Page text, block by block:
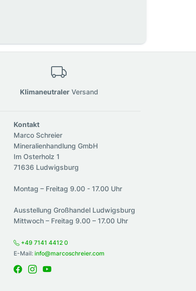
KlimaneutralerVersand
Kontakt
Marco Schreier
Mineralienhandlung GmbH
Im Osterholz 1
71636 Ludwigsburg
Montag – Freitag 9.00 - 17.00 Uhr
Ausstellung Großhandel Ludwigsburg
Mittwoch – Freitag 9.00 – 17.00 Uhr
+49 7141 4412 0
E-Mail: info@marcoschreier.com